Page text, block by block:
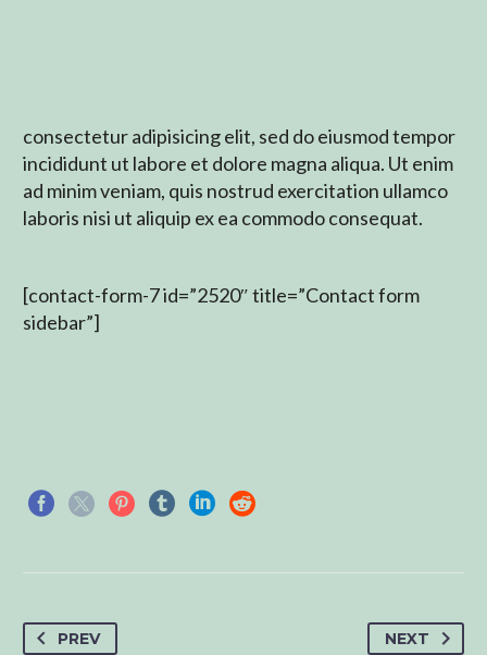
consectetur adipisicing elit, sed do eiusmod tempor
incididunt ut labore et dolore magna aliqua. Ut enim
ad minim veniam, quis nostrud exercitation ullamco
laboris nisi ut aliquip ex ea commodo consequat.
[contact-form-7 id=”2520″ title=”Contact form
sidebar”]
PREV NEXT